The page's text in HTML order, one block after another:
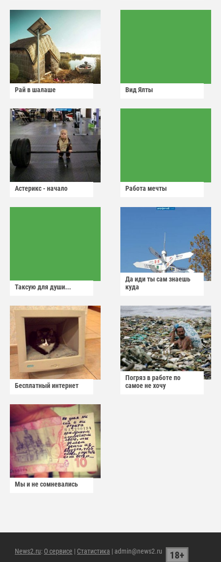
Рай в шалаше Вид Ялты
Астерикс - начало Работа мечты
Таксую для души...
Да иди ты сам знаешь
куда
Бесплатный интернет
Погряз в работе по
самое не хочу
Мы и не сомневались
News2.ru: О сервисе | Статистика | admin@news2.ru 18+